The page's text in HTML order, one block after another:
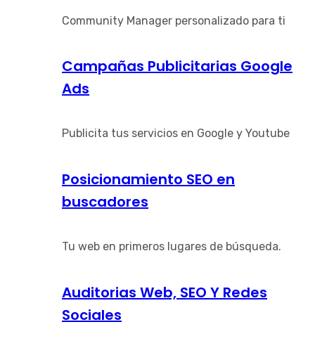
Community Manager personalizado para ti
Campañas Publicitarias Google
Ads
Publicita tus servicios en Google y Youtube
Posicionamiento SEO en
buscadores
Tu web en primeros lugares de búsqueda.
Auditorias Web, SEO Y Redes
Sociales